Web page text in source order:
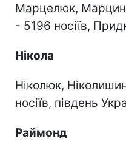
Марцелюк,
- 5196 носіїв,
Нікола
Ніколюк,
носіїв, південь
Раймонд